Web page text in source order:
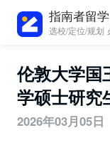
指南者留学
选校/定位/规划
伦敦大学国
学硕士研究
2026年03月05日